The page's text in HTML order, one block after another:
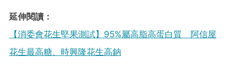
延伸閱讀：
【消委會花生堅果測試】95%屬高脂高蛋白質 阿信屋
花生最高糖、時興隆花生高鈉